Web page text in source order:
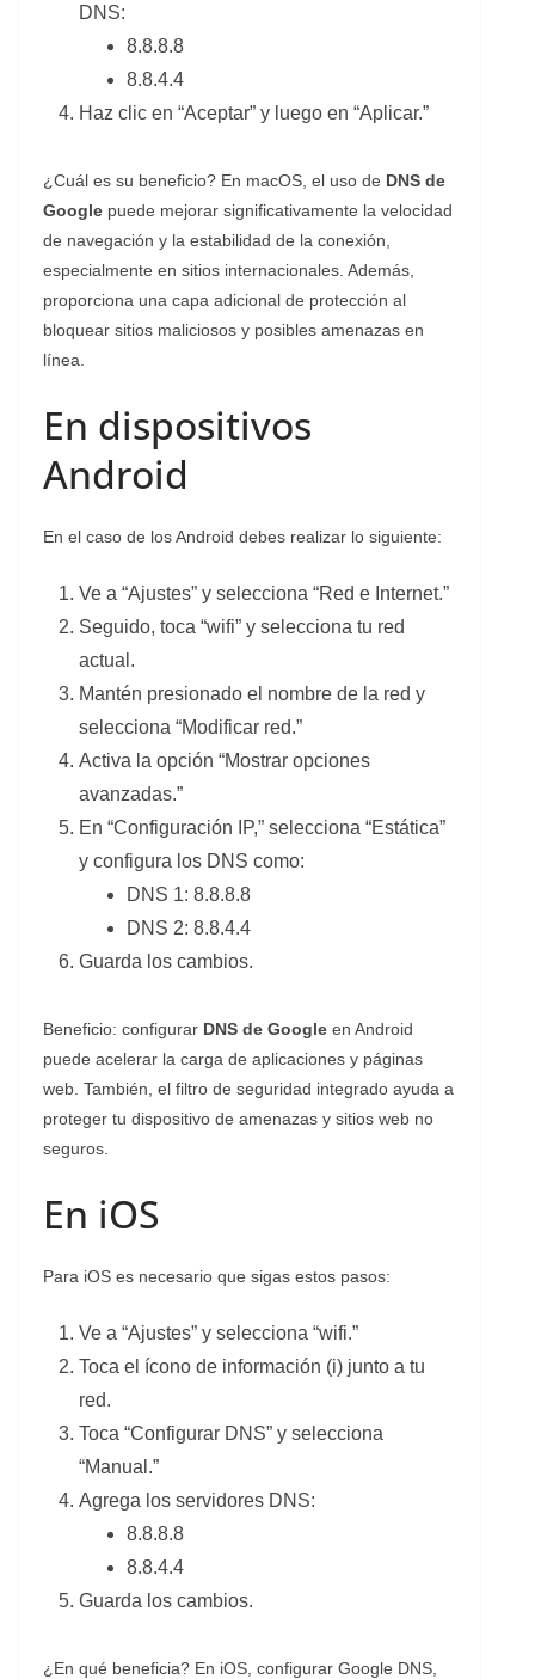
DNS:
8.8.8.8
8.8.4.4
Haz clic en “Aceptar” y luego en “Aplicar.”
¿Cuál es su beneficio? En macOS, el uso de DNS de
Google puede mejorar significativamente la velocidad
de navegación y la estabilidad de la conexión,
especialmente en sitios internacionales. Además,
proporciona una capa adicional de protección al
bloquear sitios maliciosos y posibles amenazas en
línea.
En dispositivos
Android
En el caso de los Android debes realizar lo siguiente:
Ve a “Ajustes” y selecciona “Red e Internet.”
Seguido, toca “wifi” y selecciona tu red
actual.
Mantén presionado el nombre de la red y
selecciona “Modificar red.”
Activa la opción “Mostrar opciones
avanzadas.”
En “Configuración IP,” selecciona “Estática”
y configura los DNS como:
DNS 1: 8.8.8.8
DNS 2: 8.8.4.4
Guarda los cambios.
Beneficio: configurar DNS de Google en Android
puede acelerar la carga de aplicaciones y páginas
web. También, el filtro de seguridad integrado ayuda a
proteger tu dispositivo de amenazas y sitios web no
seguros.
En iOS
Para iOS es necesario que sigas estos pasos:
Ve a “Ajustes” y selecciona “wifi.”
Toca el ícono de información (i) junto a tu
red.
Toca “Configurar DNS” y selecciona
“Manual.”
Agrega los servidores DNS:
8.8.8.8
8.8.4.4
Guarda los cambios.
¿En qué beneficia? En iOS, configurar Google DNS,